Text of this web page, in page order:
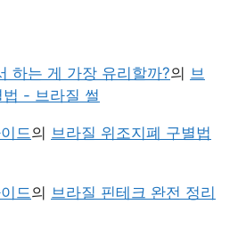
하는 게 가장 유리할까?의 브
- 브라질 썰
드의 브라질 위조지폐 구별법
드의 브라질 핀테크 완전 정리